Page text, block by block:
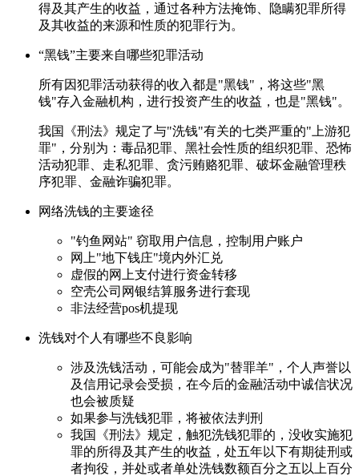
得及其产生的收益，通过各种方法掩饰、隐瞒犯罪所得
及其收益的来源和性质的犯罪行为。
“黑钱”主要来自哪些犯罪活动
所有因犯罪活动获得的收入都是"黑钱"，将这些"黑
钱"存入金融机构，进行投资产生的收益，也是"黑钱"。
我国《刑法》规定了与"洗钱"有关的七类严重的"上游犯
罪"，分别为：毒品犯罪、黑社会性质的组织犯罪、恐怖
活动犯罪、走私犯罪、贪污贿赂犯罪、破坏金融管理秩
序犯罪、金融诈骗犯罪。
网络洗钱的主要途径
钓鱼网站
窃取用户信息，控制用户账户
网上"地下钱庄"境内外汇兑
虚假的网上支付进行资金转移
空壳公司网银结算服务进行套现
非法经营pos机提现
洗钱对个人有哪些不良影响
涉及洗钱活动，可能会成为"替罪羊"，个人声誉以
及信用记录会受损，在今后的金融活动中诚信状况
也会被质疑
如果参与洗钱犯罪，将被依法判刑
我国《刑法》规定，触犯洗钱犯罪的，没收实施犯
罪的所得及其产生的收益，处五年以下有期徒刑或
者拘役，并处或者单处洗钱数额百分之五以上百分